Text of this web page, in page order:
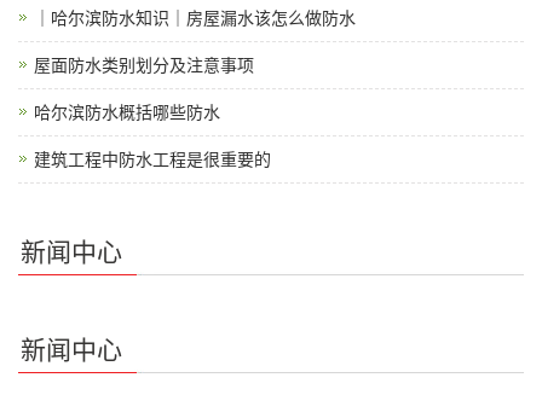
｜哈尔滨防水知识｜房屋漏水该怎么做防水
屋面防水类别划分及注意事项
哈尔滨防水概括哪些防水
建筑工程中防水工程是很重要的
新闻中心
新闻中心